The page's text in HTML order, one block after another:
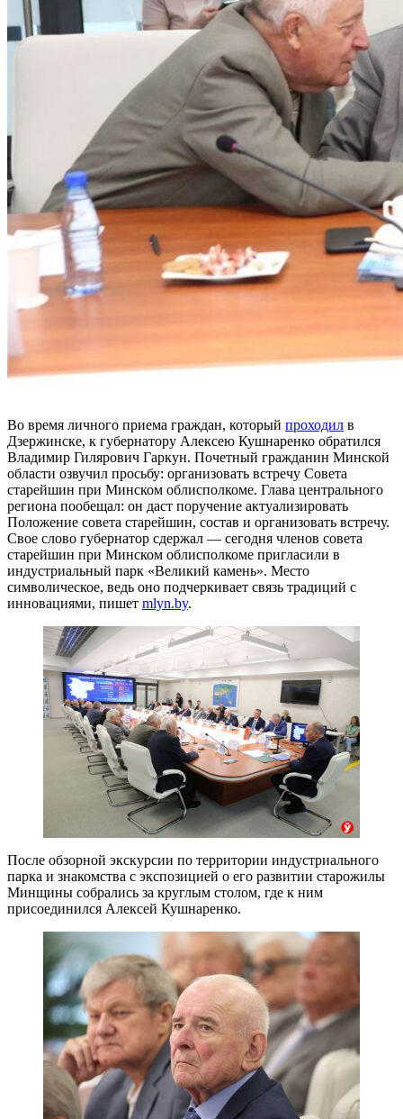
Во время личного приема граждан, который проходил в
Дзержинске, к губернатору Алексею Кушнаренко обратился
Владимир Гилярович Гаркун. Почетный гражданин Минской
области озвучил просьбу: организовать встречу Совета
старейшин при Минском облисполкоме. Глава центрального
региона пообещал: он даст поручение актуализировать
Положение совета старейшин, состав и организовать встречу.
Свое слово губернатор сдержал — сегодня членов совета
старейшин при Минском облисполкоме пригласили в
индустриальный парк «Великий камень». Место
символическое, ведь оно подчеркивает связь традиций с
инновациями, пишет mlyn.by.
После обзорной экскурсии по территории индустриального
парка и знакомства с экспозицией о его развитии старожилы
Минщины собрались за круглым столом, где к ним
присоединился Алексей Кушнаренко.